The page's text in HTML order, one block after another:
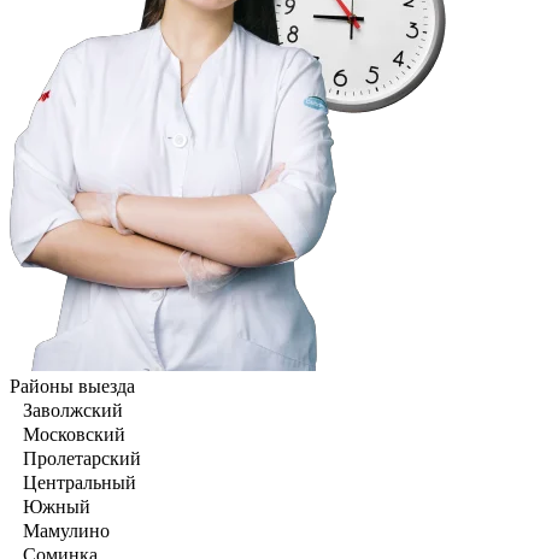
Районы выезда
Заволжский
Московский
Пролетарский
Центральный
Южный
Мамулино